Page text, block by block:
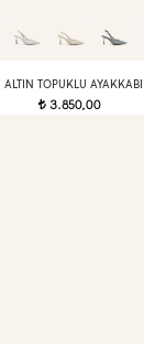
ALTIN TOPUKLU AYAKKABI
t3.850,00